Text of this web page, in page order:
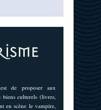
de proposer aux
biens culturels (livres,
en scène le vampire,